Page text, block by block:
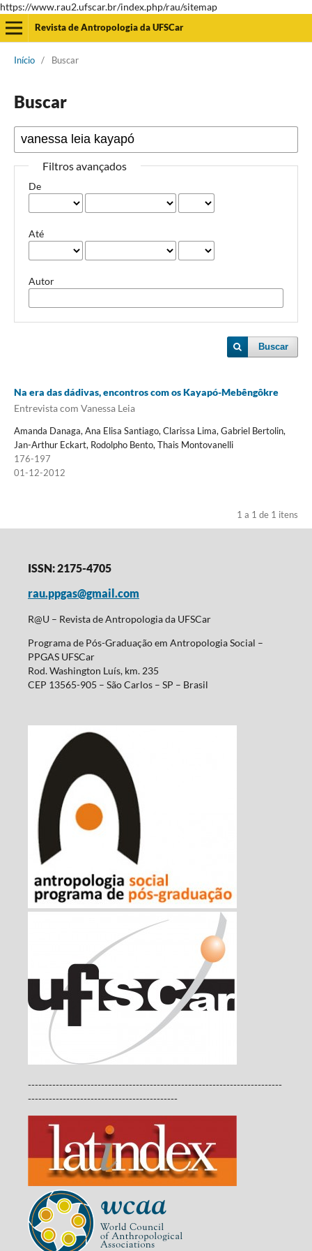
https://www.rau2.ufscar.br/index.php/rau/sitemap
Revista de Antropologia da UFSCar
Início / Buscar
Buscar
Filtros avançados
De
Até
Autor
Buscar
Na era das dádivas, encontros com os Kayapó-Mebêngôkre
Entrevista com Vanessa Leia
Amanda Danaga, Ana Elisa Santiago, Clarissa Lima, Gabriel Bertolin,
Jan-Arthur Eckart, Rodolpho Bento, Thais Montovanelli
176-197
01-12-2012
1 a 1 de 1 itens
ISSN: 2175-4705
rau.ppgas@gmail.com
R@U – Revista de Antropologia da UFSCar
Programa de Pós-Graduação em Antropologia Social –
PPGAS UFSCar
Rod. Washington Luís, km. 235
CEP 13565-905 – São Carlos – SP – Brasil
-------------------------------------------------------------------------
-------------------------------------------